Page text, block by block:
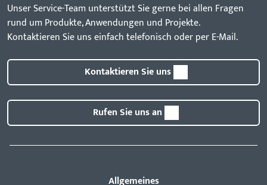
Unser Service-Team unterstützt Sie gerne bei allen Fragen
rund um Produkte, Anwendungen und Projekte.
Kontaktieren Sie uns einfach telefonisch oder per E-Mail.
Kontaktieren Sie uns
Rufen Sie uns an
Allgemeines